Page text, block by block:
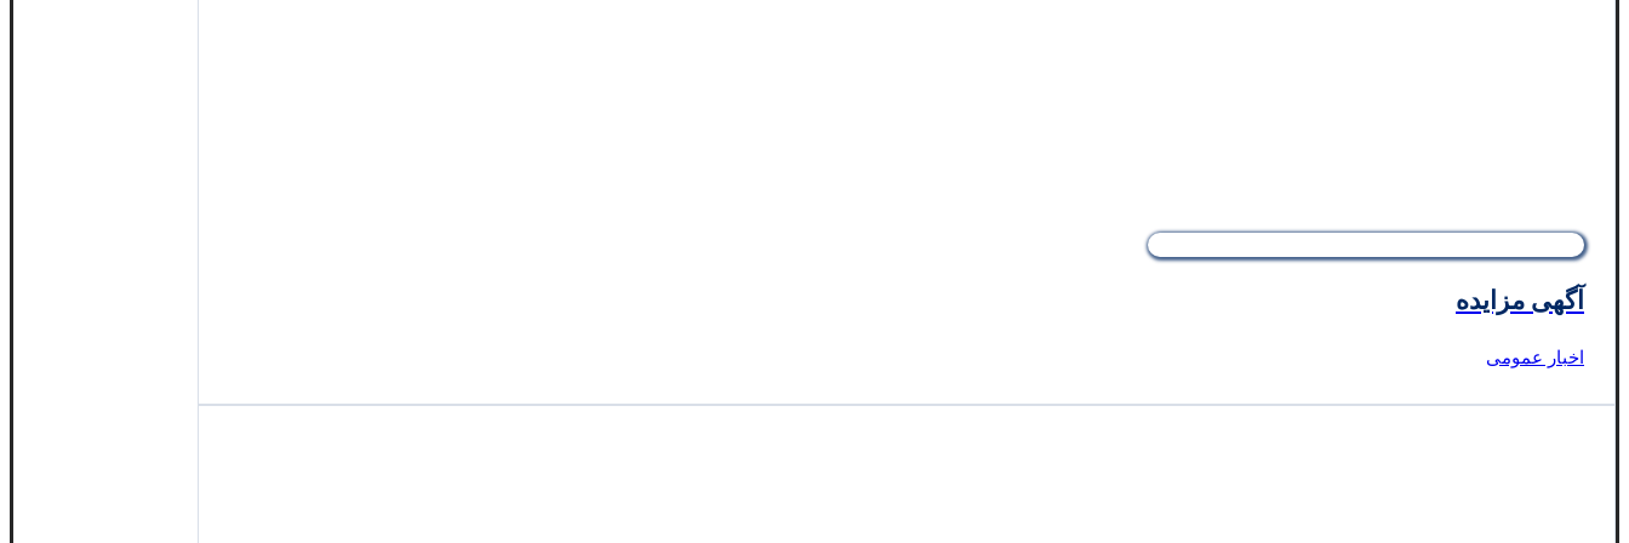
آگهی مزایده
اخبار عمومی